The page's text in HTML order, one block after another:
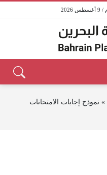
» نموذج إجابات الامتحانات